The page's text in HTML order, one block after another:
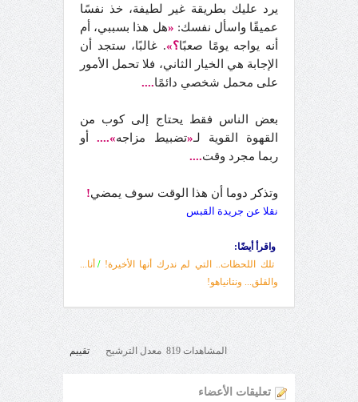
يرد عليك بطريقة غير لطيفة، خذ نفسًا
عميقًا واسأل نفسك: «هل هذا بسببي، أم
أنه يواجه يومًا صعبًا؟». غالبًا، ستجد أن
الإجابة هي الخيار الثاني، فلا تحمل الأمور
على محمل شخصي دائمًا....
بعض الناس فقط يحتاج إلى كوب من
القهوة القوية لـ«تضبيط مزاجه»....أو
ربما مجرد وقت....
وتذكر دوما أن هذا الوقت سوف يمضي!
نقلا عن جريدة القبس
واقرأ أيضًا:
تلك اللحظات.. التي لم ندرك أنها الأخيرة! / أنا...
والقلق... ونتانياهو!
المشاهدات 819 معدل الترشيح تقييم
تعليقات الأعضاء